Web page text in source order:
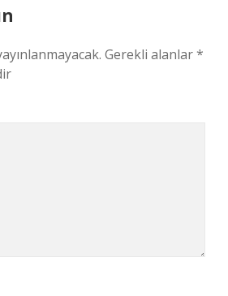
Gerekli alanlar*